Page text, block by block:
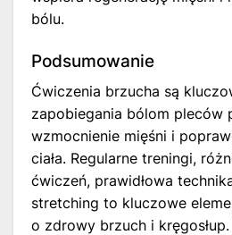
bólu.
Podsumowanie
Ćwiczenia brzucha są
zapobiegania bólom pleców
wzmocnienie mięśni i
ciała. Regularne treningi,
ćwiczeń, prawidłowa
stretching to kluczowe
o zdrowy brzuch i